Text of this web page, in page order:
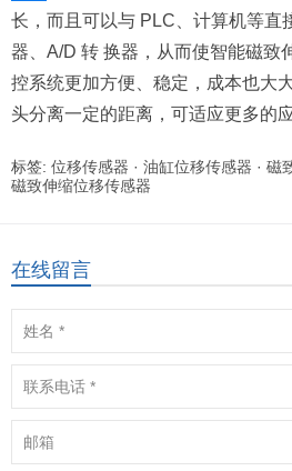
长，而且可以与 PLC、计算机等直
器、A/D 转 换器，从而使智能磁致
控系统更加方便、稳定，成本也大
头分离一定的距离，可适应更多的
标签: 位移传感器 · 油缸位移传感器 · 磁
磁致伸缩位移传感器
在线留言